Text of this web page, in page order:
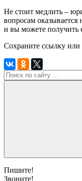
Не стоит медлить –
вопросам
и вы можете получить
Сохраните ссылку или
Пишите!
Звоните!